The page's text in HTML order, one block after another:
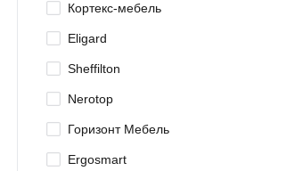
Кортекс-мебель
Eligard
Sheffilton
Nerotop
Горизонт Мебель
Ergosmart